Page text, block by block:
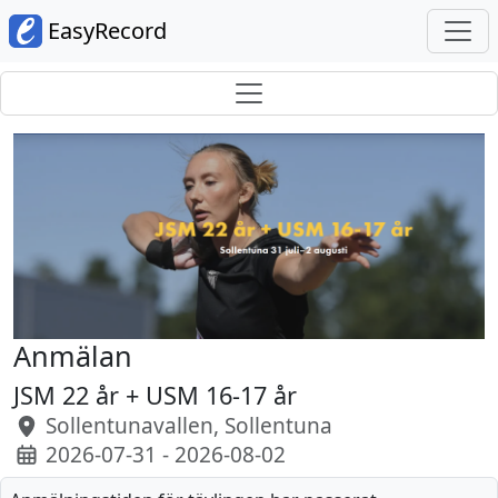
EasyRecord
Anmälan
JSM 22 år + USM 16-17 år
Sollentunavallen, Sollentuna
2026-07-31 - 2026-08-02